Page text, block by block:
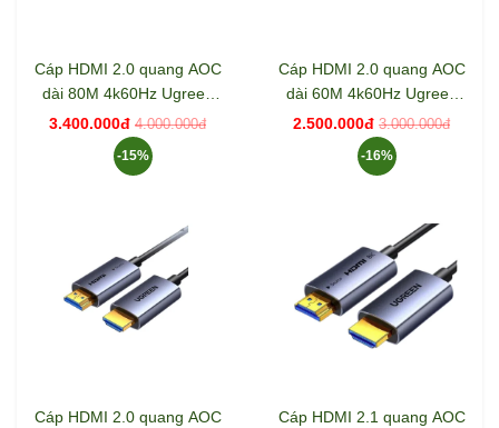
Cáp HDMI 2.0 quang AOC
dài 80M 4k60Hz Ugreen
45511 HD178
3.400.000đ 4.000.000đ
-15%
Cáp HDMI 2.0 quang AOC
dài 60M 4k60Hz Ugreen
45510 HD178
2.500.000đ 3.000.000đ
-16%
Cáp HDMI 2.0 quang AOC
Cáp HDMI 2.1 quang AOC